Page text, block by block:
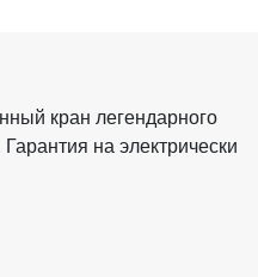
кран легендарного
на электрически